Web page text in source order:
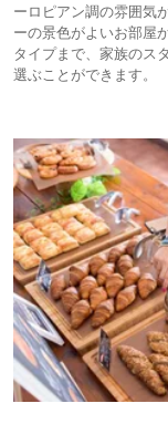
ーロピアン調の雰囲気
ーの景色がよいお部屋
タイプまで、家族のス
選ぶことができます。